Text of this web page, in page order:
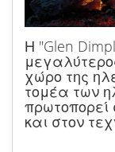
Η "Glen
χώρο της
τομέα των
πρωτοπορεί
και στον